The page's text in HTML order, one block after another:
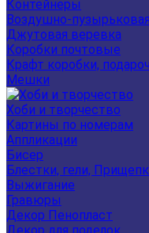
Контейнеры
Воздушно-
Джутовая веревка
Коробки почтовые
Крафт коробки,
Мешки
Хоби и творчество
Картины по номерам
Аппликации
Бисер
Блестки, гели,
Выжигание
Гравюры
Декор Пенопласт